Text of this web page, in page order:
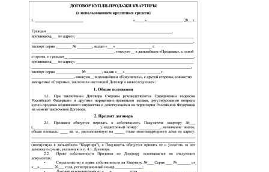
about
Если
деньги
с
карты:
банк
вернет?